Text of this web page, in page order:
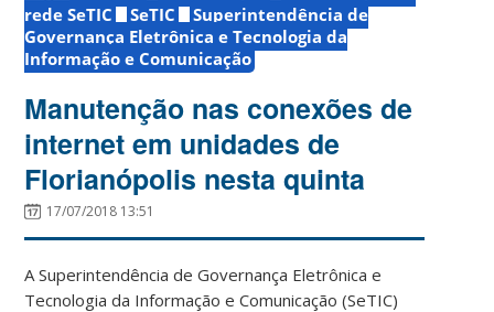
rede SeTIC
SeTIC
Superintendência de
Governança Eletrônica e Tecnologia da
Informação e Comunicação
Manutenção nas conexões de
internet em unidades de
Florianópolis nesta quinta
17/07/2018 13:51
A Superintendência de Governança Eletrônica e
Tecnologia da Informação e Comunicação (SeTIC)